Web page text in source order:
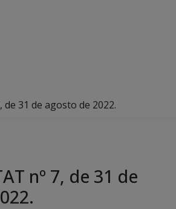
de 31 de agosto de 2022.
nº 7, de 31 de